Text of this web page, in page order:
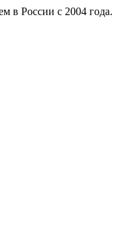
в России с 2004 года.